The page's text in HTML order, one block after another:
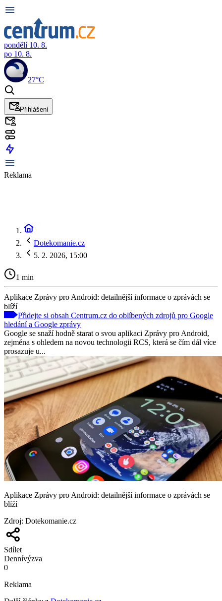
pondělí 10. 8.
po 10. 8.
27°C
Přihlášení
Reklama
Dotekomanie.cz
5. 2. 2026, 15:00
1 min
Aplikace Zprávy pro Android: detailnější informace o zprávách se
blíží
Přidejte si obsah Centrum.cz do oblíbených zdrojů pro Google
hledání a Google zprávy
Google se snaží hodně starat o svou aplikaci Zprávy pro Android,
zejména s ohledem na novou technologii RCS, která se čím dál více
prosazuje u...
Aplikace Zprávy pro Android: detailnější informace o zprávách se
blíží
Zdroj: Dotekomanie.cz
Sdílet
Dennívýzva
0
Reklama